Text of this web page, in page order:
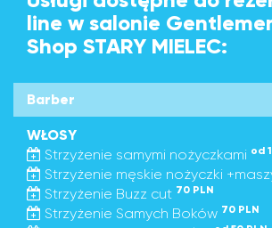
line w salonie
Shop STARY MIELEC:
Barber
WŁOSY
Strzyżenie samymi nożyczkami od
Strzyżenie męskie nożyczki
Strzyżenie Buzz cut 70 PLN
Strzyżenie Samych Boków 70 PLN